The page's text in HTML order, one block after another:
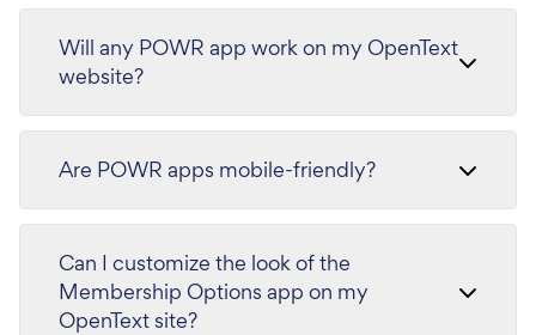
Will any POWR app work on my OpenText
website?
Are POWR apps mobile-friendly?
Can I customize the look of the
Membership Options app on my
OpenText site?